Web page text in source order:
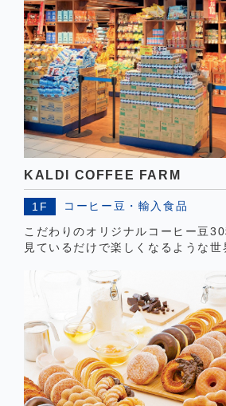
KALDI COFFEE FARM
1F
コーヒー豆・輸入食品
こだわりのオリジナルコーヒー豆30
見ているだけで楽しくなるような世
が所狭しと並んでいます。 店頭で
いるオリジナルブレンドのコーヒ
世界の食材巡りの旅をお楽しみ下さ